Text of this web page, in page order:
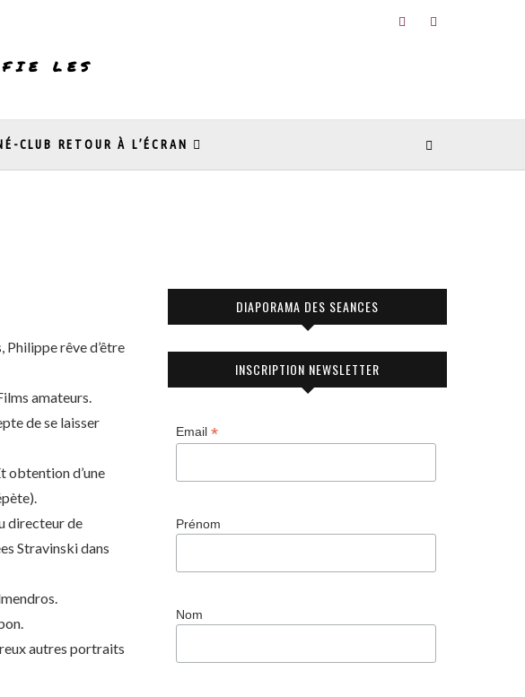
LES
CLUB RETOUR À L’ÉCRAN
Philippe rêve d’être
amateurs.
de se laisser
obtention d’une
directeur de
Stravinski dans
autres portraits
DIAPORAMA DES SEANCES
INSCRIPTION NEWSLETTER
Email*
Prénom
Nom